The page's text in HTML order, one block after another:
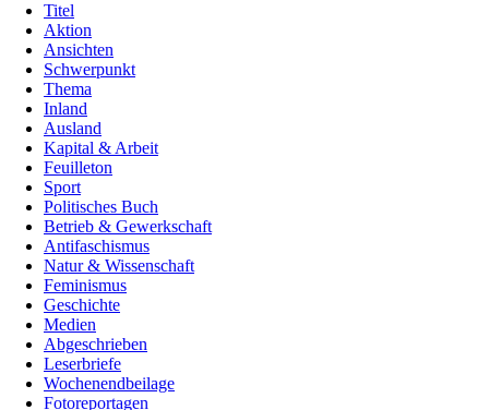
Titel
Aktion
Ansichten
Schwerpunkt
Thema
Inland
Ausland
Kapital & Arbeit
Feuilleton
Sport
Politisches Buch
Betrieb & Gewerkschaft
Antifaschismus
Natur & Wissenschaft
Feminismus
Geschichte
Medien
Abgeschrieben
Leserbriefe
Wochenendbeilage
Fotoreportagen